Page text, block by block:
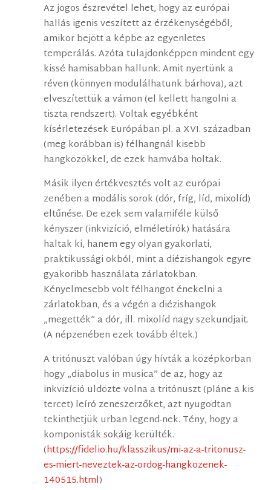
Az jogos észrevétel lehet, hogy az európai
hallás igenis veszített az érzékenységéből,
amikor bejött a képbe az egyenletes
temperálás. Azóta tulajdonképpen mindent egy
kissé hamisabban hallunk. Amit nyertünk a
réven (könnyen modulálhatunk bárhova), azt
elveszítettük a vámon (el kellett hangolni a
tiszta rendszert). Voltak egyébként
kísérletezések Európában pl. a XVI. században
(meg korábban is) félhangnál kisebb
hangközökkel, de ezek hamvába holtak.
Másik ilyen értékvesztés volt az európai
zenében a modális sorok (dór, fríg, líd, mixolíd)
eltűnése. De ezek sem valamiféle külső
kényszer (inkvizíció, elméletírók) hatására
haltak ki, hanem egy olyan gyakorlati,
praktikussági okból, mint a diézishangok egyre
gyakoribb használata zárlatokban.
Kényelmesebb volt félhangot énekelni a
zárlatokban, és a végén a diézishangok
„megették” a dór, ill. mixolíd nagy szekundjait.
(A népzenében ezek tovább éltek.)
A tritónuszt valóban úgy hívták a középkorban
hogy „diabolus in musica” de az, hogy az
inkvizíció üldözte volna a tritónuszt (pláne a kis
tercet) leíró zeneszerzőket, azt nyugodtan
tekinthetjük urban legend-nek. Tény, hogy a
komponisták sokáig kerülték.
(https://fidelio.hu/klasszikus/mi-az-a-tritonusz-
es-miert-neveztek-az-ordog-hangkozenek-
140515.html)